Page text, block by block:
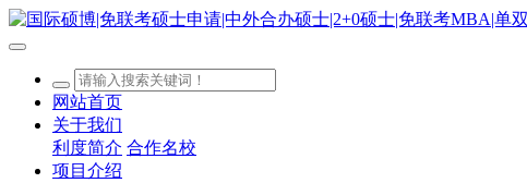
网站首页
关于我们
利度简介 合作名校
项目介绍